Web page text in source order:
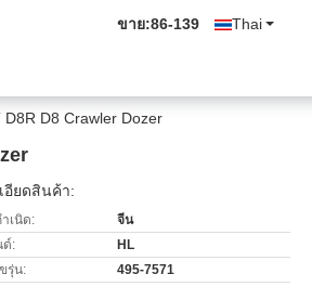
Thai
ขาย:86-139
D8 Crawler Dozer
อียดสินค้า:
เนิด:
จีน
ด์:
HL
รุ่น:
495-7571